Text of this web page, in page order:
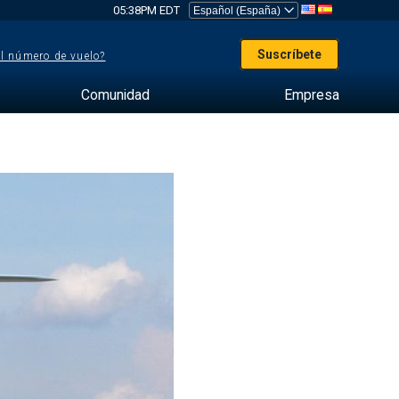
05:38PM EDT
número de vuelo? Suscríbete
Comunidad Empresa